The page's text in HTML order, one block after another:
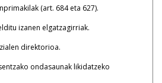
(art. 684 eta 627).
izanen elgatzagirriak.
direktorioa.
ondasaunak likidatzeko